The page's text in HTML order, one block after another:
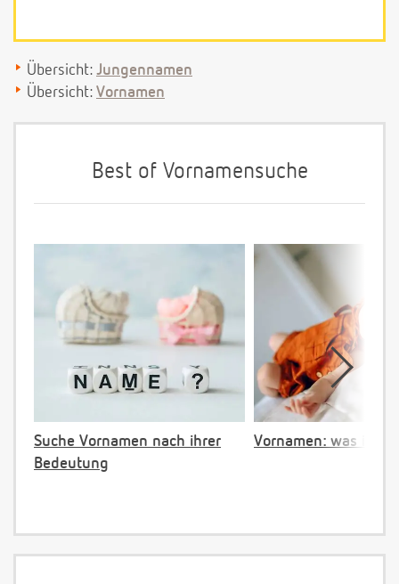
Übersicht: Jungennamen
Übersicht: Vornamen
Best of Vornamensuche
Suche Vornamen nach ihrer
Bedeutung
Vornamen: was ist